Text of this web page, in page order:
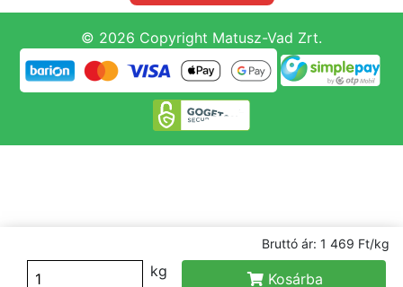
Bruttó ár: 1 469 Ft/kg
kg Kosárba
© 2026 Copyright Matusz-Vad Zrt.